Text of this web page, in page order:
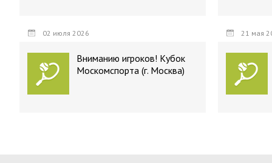
02 июля 2026
Вниманию игроков! Кубок
Москомспорта (г. Москва)
21 мая